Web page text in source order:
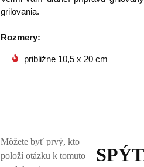
grilovania.
Rozmery:
približne 10,5 x 20 cm
Môžete byť prvý, kto
položí otázku k tomuto